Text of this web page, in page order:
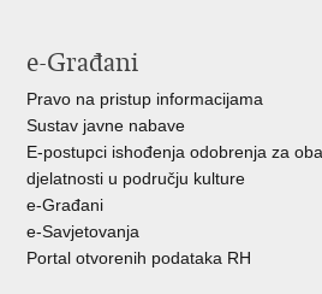
e-Građani
Pravo na pristup informacijama
Sustav javne nabave
E-postupci ishođenja odobrenja za
djelatnosti u području kulture
e-Građani
e-Savjetovanja
Portal otvorenih podataka RH